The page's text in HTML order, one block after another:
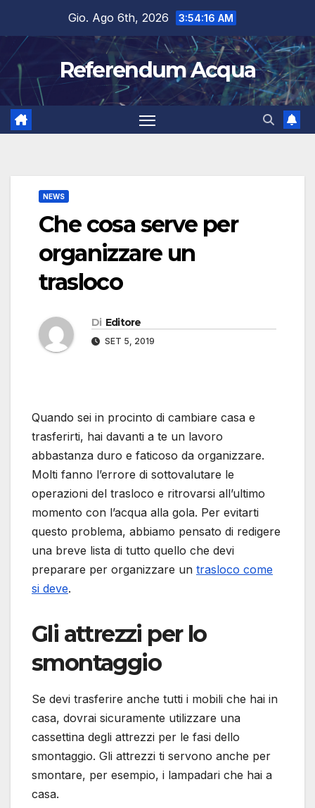
contenuto
Gio. Ago 6th, 2026 3:54:16 AM
Referendum Acqua
NEWS
Che cosa serve per
organizzare un
trasloco
Di Editore
SET 5, 2019
Quando sei in procinto di cambiare casa e
trasferirti, hai davanti a te un lavoro
abbastanza duro e faticoso da organizzare.
Molti fanno l’errore di sottovalutare le
operazioni del trasloco e ritrovarsi all’ultimo
momento con l’acqua alla gola. Per evitarti
questo problema, abbiamo pensato di redigere
una breve lista di tutto quello che devi
preparare per organizzare un trasloco come
si deve.
Gli attrezzi per lo
smontaggio
Se devi trasferire anche tutti i mobili che hai in
casa, dovrai sicuramente utilizzare una
cassettina degli attrezzi per le fasi dello
smontaggio. Gli attrezzi ti servono anche per
smontare, per esempio, i lampadari che hai a
casa.